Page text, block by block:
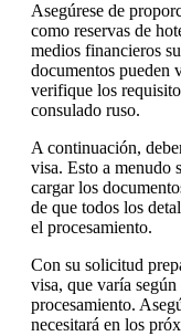
Asegúrese de
como reservas de
medios financieros
documentos pueden
verifique los
consulado ruso.
A continuación,
visa. Esto a menudo
cargar los
de que todos los
el procesamiento.
Con su solicitud
visa, que varía
procesamiento.
necesitará en los